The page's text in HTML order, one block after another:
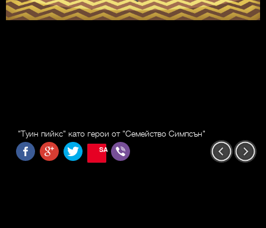
"Туин пийкс" като герои от "Семейство Симпсън"
SAVE